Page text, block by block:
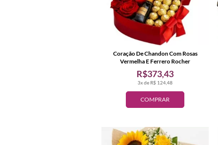
COMPRAR
3x de R$ 124,48
R$373,43
Coração De Chandon Com Rosas
Vermelha E Ferrero Rocher